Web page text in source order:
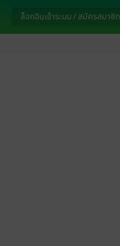
ล็อกอินเข้าระบบ / สมัครสมาชิก